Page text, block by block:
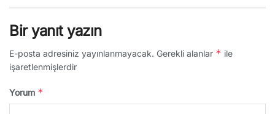
Bir yanıt yazın
E-posta adresiniz yayınlanmayacak. Gerekli alanlar * ile
işaretlenmişlerdir
Yorum *